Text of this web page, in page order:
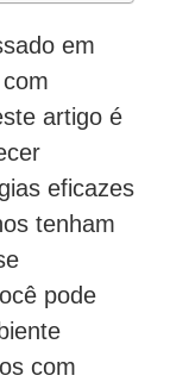
em
artigo é
eficazes
tenham
pode
com